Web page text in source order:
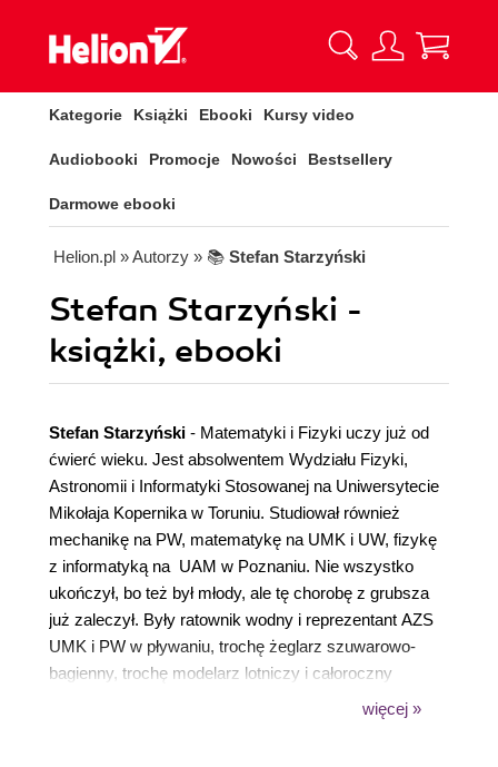
Kategorie Książki Ebooki Kursy video
Audiobooki Promocje Nowości Bestsellery
Darmowe ebooki
Helion.pl » Autorzy » 📚 Stefan Starzyński
Stefan Starzyński -
książki, ebooki
Stefan Starzyński - Matematyki i Fizyki uczy już od
ćwierć wieku. Jest absolwentem Wydziału Fizyki,
Astronomii i Informatyki Stosowanej na Uniwersytecie
Mikołaja Kopernika w Toruniu. Studiował również
mechanikę na PW, matematykę na UMK i UW, fizykę
z informatyką na UAM w Poznaniu. Nie wszystko
ukończył, bo też był młody, ale tę chorobę z grubsza
już zaleczył. Były ratownik wodny i reprezentant AZS
UMK i PW w pływaniu, trochę żeglarz szuwarowo-
bagienny, trochę modelarz lotniczy i całoroczny
więcej »